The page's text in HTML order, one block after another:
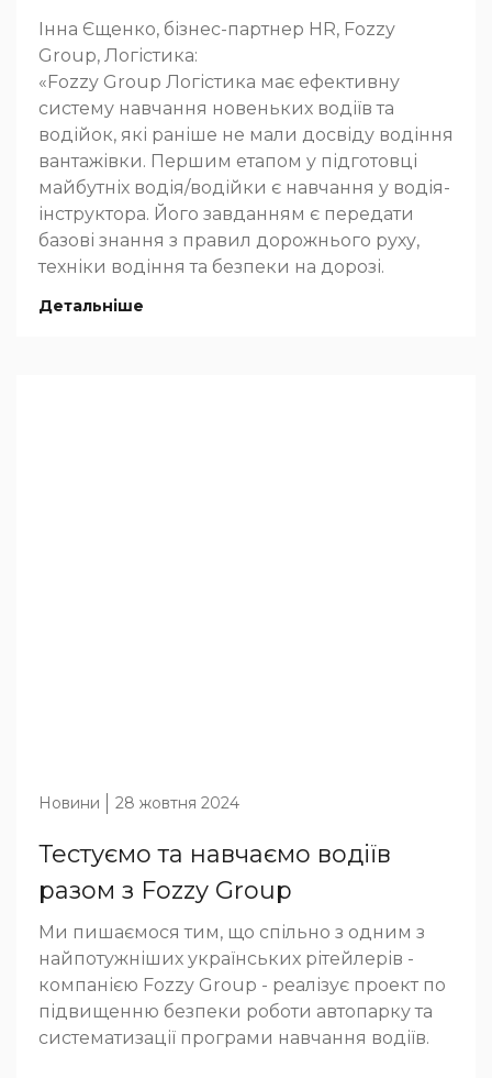
Інна Єщенко, бізнес-партнер HR, Fozzy
Group, Логістика:
«Fozzy Group Логістика має ефективну
систему навчання новеньких водіїв та
водійок, які раніше не мали досвіду водіння
вантажівки. Першим етапом у підготовці
майбутніх водія/водійки є навчання у водія-
інструктора. Його завданням є передати
базові знання з правил дорожнього руху,
техніки водіння та безпеки на дорозі.
Детальніше
Новини 28 жовтня 2024
Тестуємо та навчаємо водіїв
разом з Fozzy Group
Ми пишаємося тим, що спільно з одним з
найпотужніших українських рітейлерів -
компанією Fozzy Group - реалізує проект по
підвищенню безпеки роботи автопарку та
систематизації програми навчання водіїв.